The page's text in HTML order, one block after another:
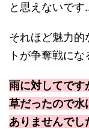
と思えないで
それほど魅力的
トが争奪戦にな
雨に対してです
草だったので水
ありませんでし